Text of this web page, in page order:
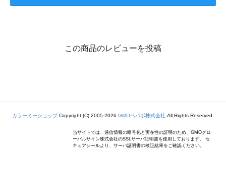
この商品のレビューを投稿
カラーミーショップCopyright (C) 2005-2026 GMOペパボ株式会社 All Rights Reserved.
当サイトでは、通信情報の暗号化と実在性の証明のため、GMOグロ
ーバルサイン株式会社のSSLサーバ証明書を使用しております。 セ
キュアシールより、サーバ証明書の検証結果をご確認ください。